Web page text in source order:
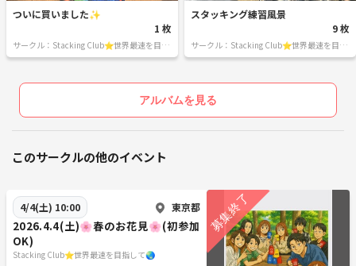
ついに買いました✨
1 枚
サークル：Stacking Club⭐️世界最速を目指
して🌏
スタッキング練習風景
9 枚
サークル：Stacking Club⭐️世界最速を目指
して🌏
アルバムを見る
このサークルの他のイベント
4/4(土) 10:00 東京都
2026.4.4(土)🌸春のお花見🌸(初参加
OK)
Stacking Club⭐️世界最速を目指して🌏